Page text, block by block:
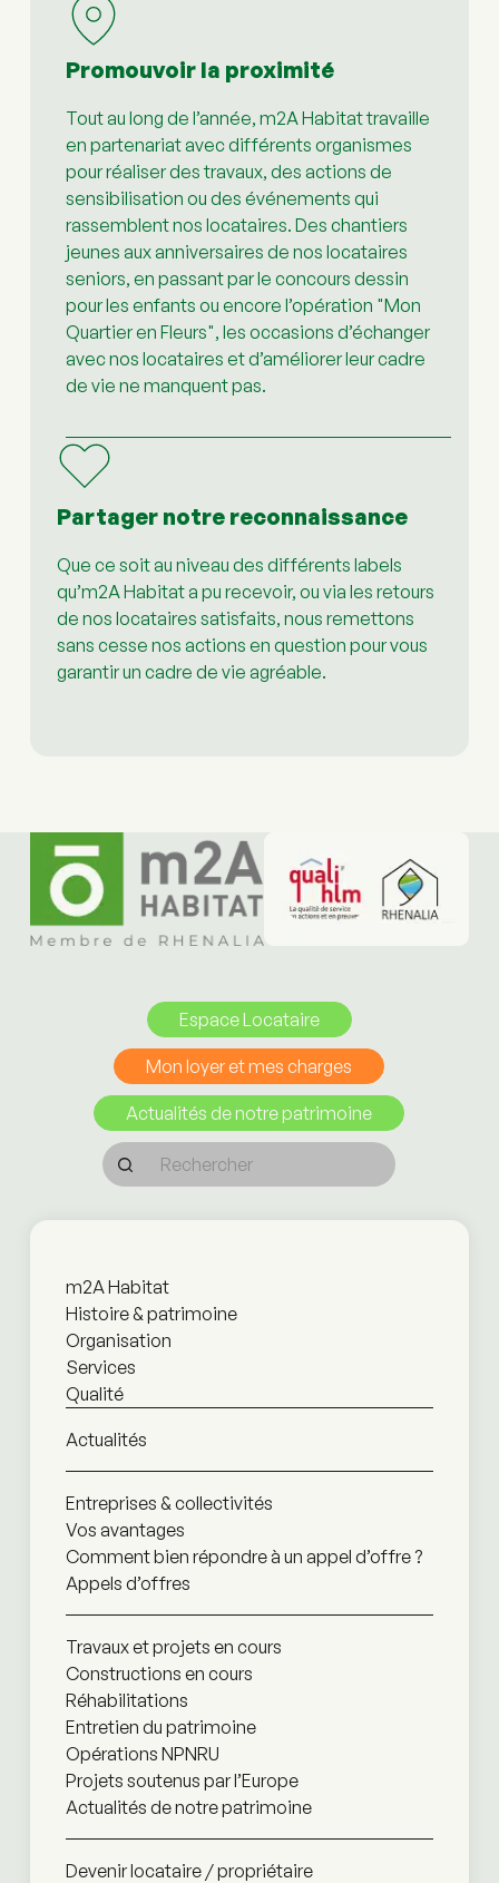
Promouvoir la proximité
Tout au long de l’année, m2A Habitat travaille
en partenariat avec différents organismes
pour réaliser des travaux, des actions de
sensibilisation ou des événements qui
rassemblent nos locataires. Des chantiers
jeunes aux anniversaires de nos locataires
seniors, en passant par le concours dessin
pour les enfants ou encore l’opération "Mon
Quartier en Fleurs", les occasions d’échanger
avec nos locataires et d’améliorer leur cadre
de vie ne manquent pas.
Partager notre reconnaissance
Que ce soit au niveau des différents labels
qu’m2A Habitat a pu recevoir, ou via les retours
de nos locataires satisfaits, nous remettons
sans cesse nos actions en question pour vous
garantir un cadre de vie agréable.
Espace Locataire
Mon loyer et mes charges
Actualités de notre patrimoine
m2A Habitat
Histoire & patrimoine
Organisation
Services
Qualité
Actualités
Entreprises & collectivités
Vos avantages
Comment bien répondre à un appel d’offre ?
Appels d’offres
Travaux et projets en cours
Constructions en cours
Réhabilitations
Entretien du patrimoine
Opérations NPNRU
Projets soutenus par l’Europe
Actualités de notre patrimoine
Devenir locataire / propriétaire